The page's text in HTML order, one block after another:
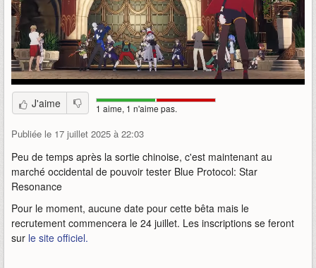
J'aime 1 aime, 1 n'aime pas.
Publiée le 17 juillet 2025 à 22:03
Peu de temps après la sortie chinoise, c'est maintenant au
marché occidental de pouvoir tester Blue Protocol: Star
Resonance
Pour le moment, aucune date pour cette bêta mais le
recrutement commencera le 24 juillet. Les inscriptions se feront
sur le site officiel.